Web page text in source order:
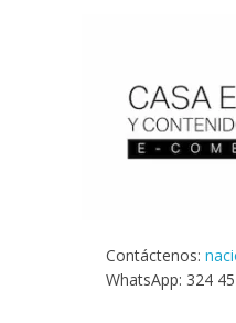
Contáctenos:
WhatsApp: 324